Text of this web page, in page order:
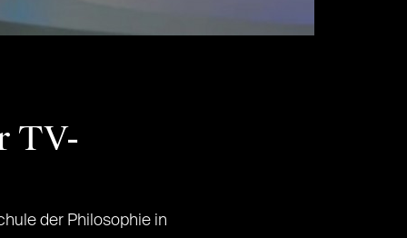
TV-
der Philosophie in